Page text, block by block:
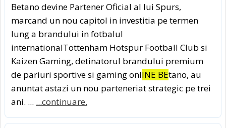
Betano devine Partener Oficial al lui Spurs,
marcand un nou capitol in investitia pe termen
lung a brandului in fotbalul
internationalTottenham Hotspur Football Club si
Kaizen Gaming, detinatorul brandului premium
de pariuri sportive si gaming onlINE BEtano, au
anuntat astazi un nou parteneriat strategic pe trei
ani. ... ...continuare.